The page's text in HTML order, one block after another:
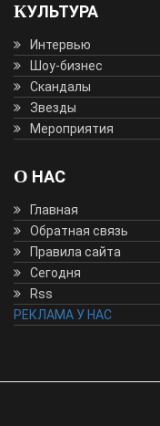
КУЛЬТУРА
Интервью
Шоу-бизнес
Скандалы
Звезды
Мероприятия
О НАС
Главная
Обратная связь
Правила сайта
Сегодня
Rss
РЕКЛАМА У НАС